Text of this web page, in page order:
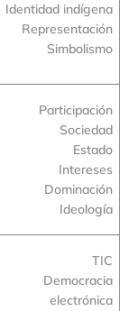
Identidad indígena
Representación
Simbolismo
Participación
Sociedad
Estado
Intereses
Dominación
Ideología
TIC
Democracia
electrónica